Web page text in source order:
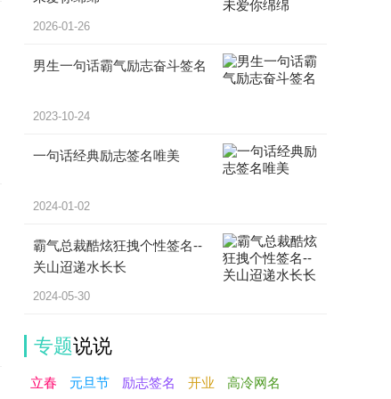
2026-01-26
男生一句话霸气励志奋斗签名
2023-10-24
一句话经典励志签名唯美
2024-01-02
霸气总裁酷炫狂拽个性签名--
关山迢递水长长
2024-05-30
专题说说
立春 元旦节 励志签名 开业 高冷网名